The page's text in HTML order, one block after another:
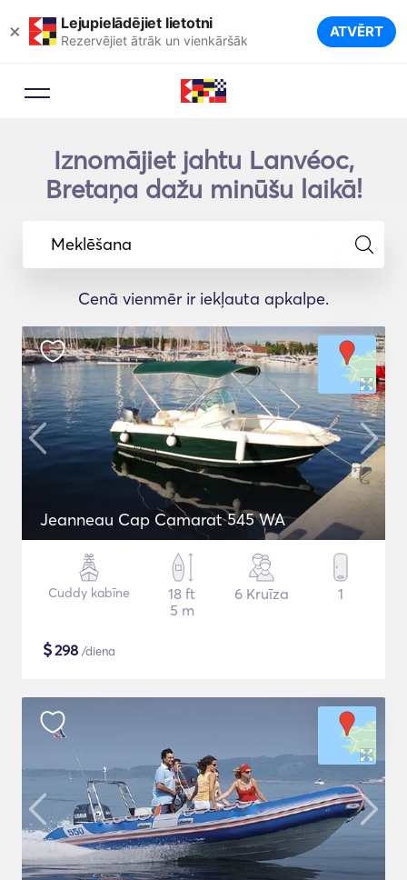
× Lejupielādējiet lietotni
Rezervējiet ātrāk un vienkāršāk ATVĒRT
Iznomājiet jahtu Lanvéoc,
Bretaņa dažu minūšu laikā!
Meklēšana
Cenā vienmēr ir iekļauta apkalpe.
Jeanneau Cap Camarat 545 WA
Cuddy kabīne
18 ft
5 m
6 Kruīza 1
$298 /diena